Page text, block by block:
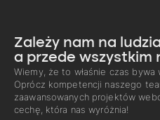
Zależy nam na
a przede wszystkim
Wiemy, że to właśnie czas bywa
Oprócz kompetencji naszego
zaawansowanych projektów
cechę, która nas wyróżnia!